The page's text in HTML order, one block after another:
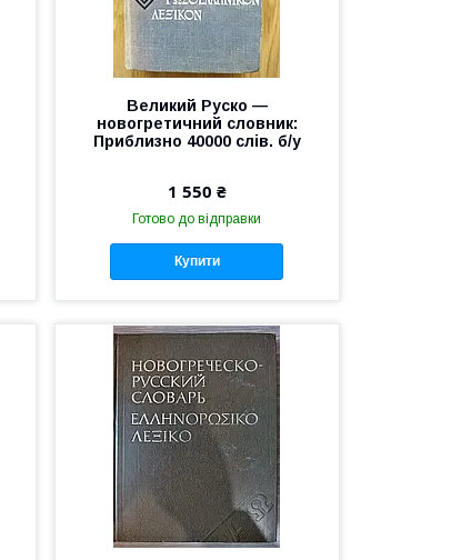
Великий Руско —
новогретичний словник:
Приблизно 40000 слів. б/у
1 550 ₴
Готово до відправки
Купити